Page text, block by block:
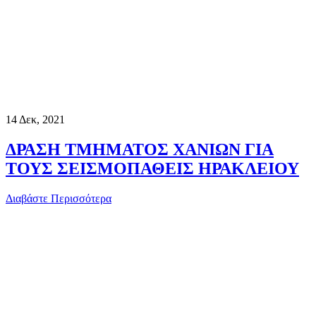
14 Δεκ, 2021
ΔΡΑΣΗ ΤΜΗΜΑΤΟΣ ΧΑΝΙΩΝ ΓΙΑ
ΤΟΥΣ ΣΕΙΣΜΟΠΑΘΕΙΣ ΗΡΑΚΛΕΙΟΥ
Διαβάστε Περισσότερα